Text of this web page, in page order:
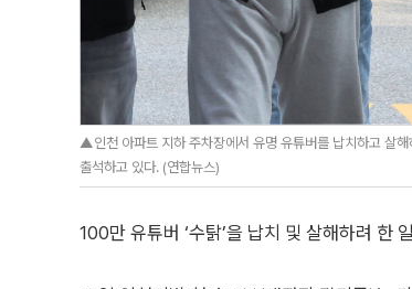
▲인천 아파트 지하 주차장에서 유명 유튜버를 납치하고 살
출석하고 있다. (연합뉴스)
100만 유튜버 ‘수탉’을 납치 및 살해하려 한